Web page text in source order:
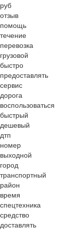
руб
отзыв
помощь
течение
перевозка
грузовой
быстро
предоставлять
сервис
дорога
воспользоваться
быстрый
дешевый
дтп
номер
выходной
город
транспортный
район
время
спецтехника
средство
доставлять